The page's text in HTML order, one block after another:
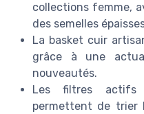
collections femme,
des semelles
La basket cuir
grâce à une
nouveautés.
Les filtres actifs
permettent de trier